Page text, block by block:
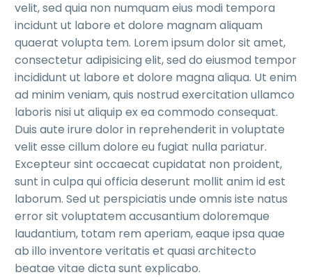
velit, sed quia non numquam eius modi tempora
incidunt ut labore et dolore magnam aliquam
quaerat volupta tem. Lorem ipsum dolor sit amet,
consectetur adipisicing elit, sed do eiusmod tempor
incididunt ut labore et dolore magna aliqua. Ut enim
ad minim veniam, quis nostrud exercitation ullamco
laboris nisi ut aliquip ex ea commodo consequat.
Duis aute irure dolor in reprehenderit in voluptate
velit esse cillum dolore eu fugiat nulla pariatur.
Excepteur sint occaecat cupidatat non proident,
sunt in culpa qui officia deserunt mollit anim id est
laborum. Sed ut perspiciatis unde omnis iste natus
error sit voluptatem accusantium doloremque
laudantium, totam rem aperiam, eaque ipsa quae
ab illo inventore veritatis et quasi architecto
beatae vitae dicta sunt explicabo.